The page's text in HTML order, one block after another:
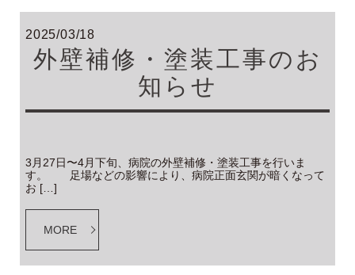
2025/03/18
外壁補修・塗装工事のお
知らせ
3月27日〜4月下旬、病院の外壁補修・塗装工事を行いま
す。 足場などの影響により、病院正面玄関が暗くなって
お […]
MORE